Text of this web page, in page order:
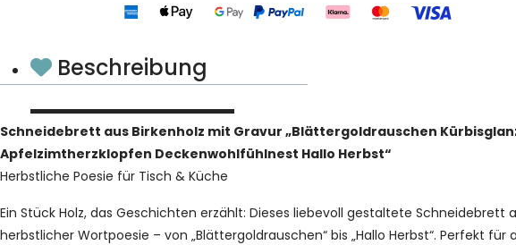
Beschreibung
Schneidebrett aus Birkenholz mit Gravur „Blättergoldrauschen
Apfelzimtherzklopfen Deckenwohlfühlnest Hallo Herbst“
Herbstliche Poesie für Tisch & Küche
Ein Stück Holz, das Geschichten erzählt: Dieses liebevoll gestaltete
herbstlicher Wortpoesie – von „Blättergoldrauschen“ bis „Hallo Herbst“. Perfekt